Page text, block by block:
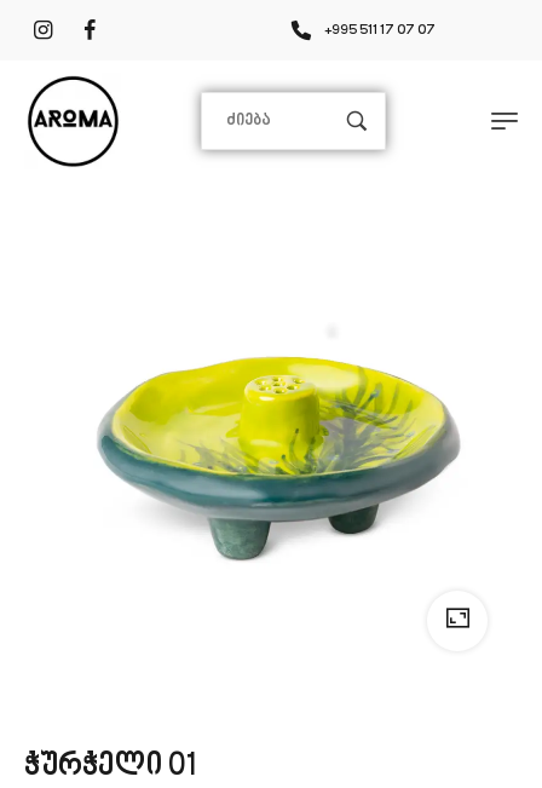
+995 511 17 07 07
ჭურჭელი 01